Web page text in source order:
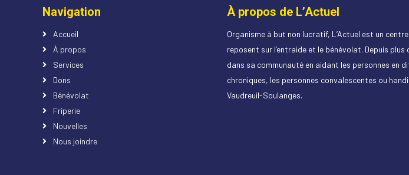
Navigation
Accueil
À propos
Services
Dons
Bénévolat
Friperie
Nouvelles
Nous joindre
À propos de L’Actuel
Organisme à but non lucratif, L’Actuel est un
reposent sur l’entraide et le bénévolat. Depuis
dans sa communauté en aidant les personnes en
chroniques, les personnes convalescentes ou
Vaudreuil-Soulanges.